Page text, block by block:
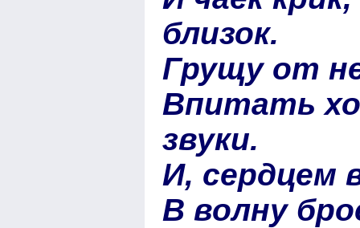
близок.
Грущу от
Впитать
звуки.
И, сердцем
В волну